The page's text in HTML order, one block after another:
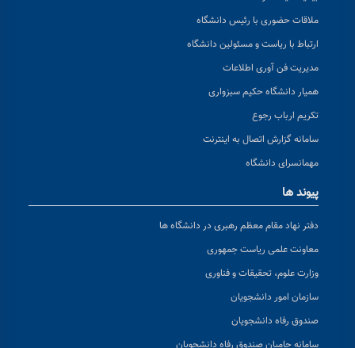
ملاقات حضوری با رئیس دانشگاه
ارتباط با ریاست و مسئولین دانشگاه
مدیریت فن آوری اطلاعات
همیار دانشگاه حکیم سبزواری
تکریم ارباب رجوع
سامانه گزارش اتصال به اینترنت
مهمانسرای دانشگاه
پیوند ها
دفتر نهاد مقام معظم رهبری در دانشگاه ها
معاونت علمی ریاست جمهوری
وزارت علوم، تحقیقات و فناوری
سازمان امور دانشجویان
صندوق رفاه دانشجویان
سامانه حامیان صندوق رفاه دانشجویان